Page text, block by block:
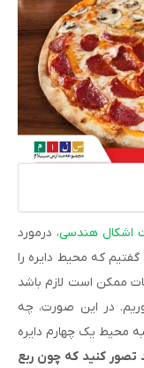
اشکال هندسی، درمورد
که محیط دایره را
ممکن است لازم باشد
در این صورت، چه
محیط یک چهارم دایره
تصور کنید که چون ربع